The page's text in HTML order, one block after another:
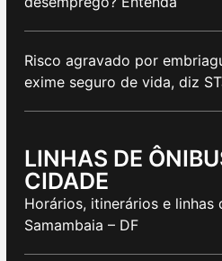
Risco agravado por
exime seguro de vida, diz
LINHAS DE
CIDADE
Horários, itinerários e linhas
Samambaia – DF